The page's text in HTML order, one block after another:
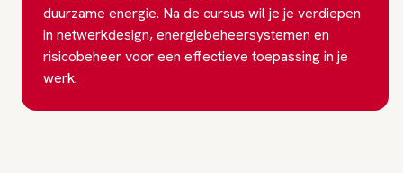
duurzame energie. Na de cursus wil je je verdiepen
in netwerkdesign, energiebeheersystemen en
risicobeheer voor een effectieve toepassing in je
werk.